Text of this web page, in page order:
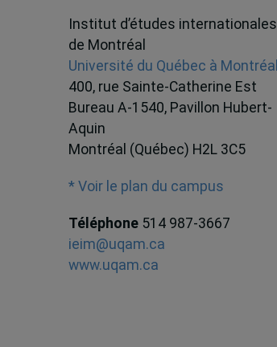
Institut d’études internationales
de Montréal
Université du Québec à Montréal
400, rue Sainte-Catherine Est
Bureau A-1540, Pavillon Hubert-
Aquin
Montréal (Québec) H2L 3C5
* Voir le plan du campus
Téléphone 514 987-3667
ieim@uqam.ca
www.uqam.ca